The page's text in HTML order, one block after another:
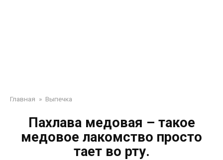
Главная » Выпечка
Пахлава медовая – такое
медовое лакомство просто
тает во рту.